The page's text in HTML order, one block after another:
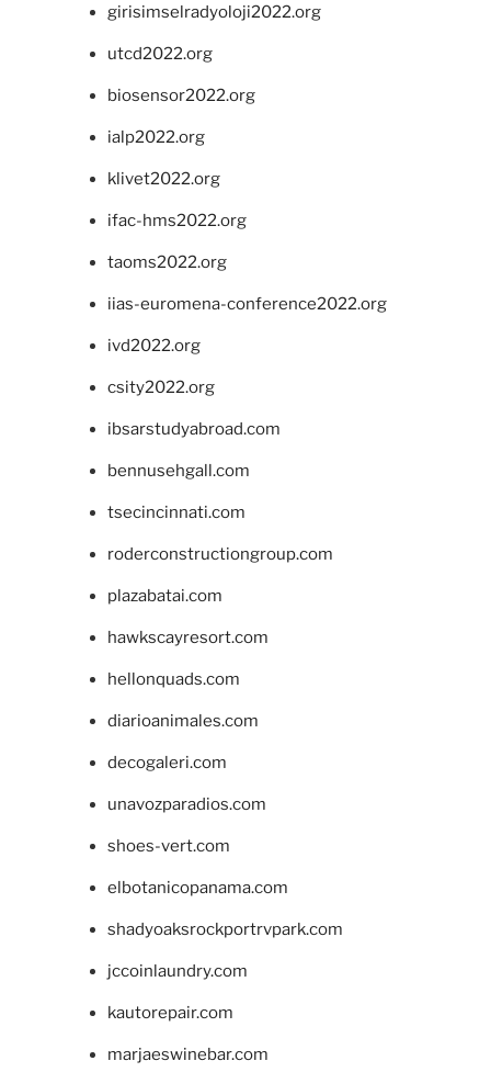
girisimselradyoloji2022.org
utcd2022.org
biosensor2022.org
ialp2022.org
klivet2022.org
ifac-hms2022.org
taoms2022.org
iias-euromena-conference2022.org
ivd2022.org
csity2022.org
ibsarstudyabroad.com
bennusehgall.com
tsecincinnati.com
roderconstructiongroup.com
plazabatai.com
hawkscayresort.com
hellonquads.com
diarioanimales.com
decogaleri.com
unavozparadios.com
shoes-vert.com
elbotanicopanama.com
shadyoaksrockportrvpark.com
jccoinlaundry.com
kautorepair.com
marjaeswinebar.com